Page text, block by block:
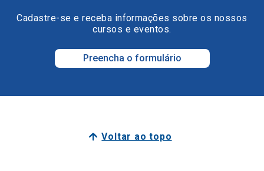
Cadastre-se e receba informações sobre os nossos
cursos e eventos.
Preencha o formulário
Voltar ao topo